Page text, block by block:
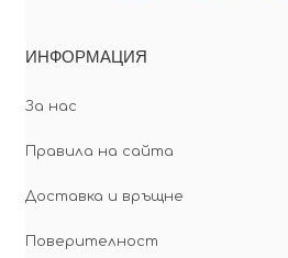
ИНФОРМАЦИЯ
За нас
Правила на сайта
Доставка и връщне
Поверителност